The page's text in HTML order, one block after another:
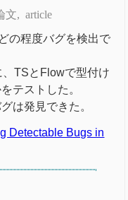
文 article
の程度バグを検出で
TSとFlowで型付け
テストした。
は発見できた。
Detectable Bugs in